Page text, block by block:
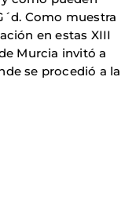
Como muestra
en estas XIII
Murcia invitó a
se procedió a la